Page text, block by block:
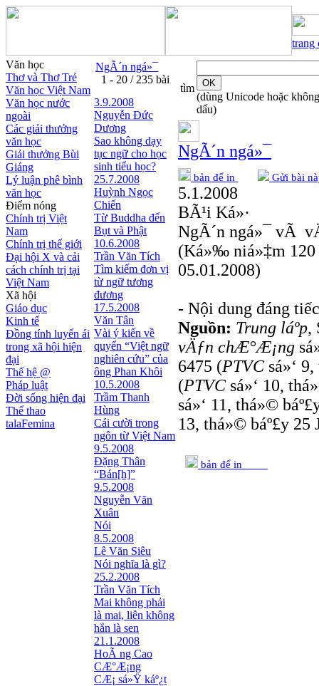
trang
Văn học
Thơ và Thơ Trẻ
Văn học Việt Nam
Văn học nước
ngoài
Các giải thưởng
văn học
Giải thưởng Bùi
Giáng
Lý luận phê bình
văn học
Điểm nóng
Chính trị Việt
Nam
Chính trị thế giới
Đại hội X và cải
cách chính trị tại
Việt Nam
Xã hội
Giáo dục
Kinh tế
Đồng tính luyến ái
trong xã hội hiện
đại
Thế hệ @
Pháp luật
Đời sống hiện đại
Thể thao
talaFemina
NgÃ´n ngá»¯
1 - 20 / 235 bài
3.9.2008
Nguyễn Ðức
Dương
Sao không dạy
tục ngữ cho học
sinh tiểu học?
25.7.2008
Huỳnh Ngọc
Chiến
Từ Buddha đến
Bụt và Phật
10.6.2008
Trần Văn Tích
Tìm kiếm đơn vị
từ ngữ tương
đương
17.5.2008
Văn Tân
Vài ý kiến về
quyển “Việt ngữ
nghiên cứu” của
ông Phan Khôi
10.5.2008
Trầm Thanh
Hùng
Cái cười trong
ngôn từ Việt Nam
9.5.2008
Đặng Thân
“Bán[h]”
9.5.2008
Nguyễn Văn
Xuân
Nói
8.5.2008
Lê Văn Siêu
Nói nghĩa là gì?
25.2.2008
Trần Văn Tích
Mai không phải
là mai, liên không
hẳn là sen
21.1.2008
HoÃ ng Cao
CÆ°Æ¡ng
CÆ¡ sá»Ÿ káº¿t
tìm
(dùng Unicode hoặc không
dấu)
NgÃ´n ngá»¯
bản để in Gửi bài
5.1.2008
BÃ¹i Ká»·
NgÃ´n ngá»¯ vÃ
(Ká»‰ niá»‡m 120
05.01.2008)
- Nội dung đáng
Nguồn: Trung láº­p,
vÄƒn chÆ°Æ¡ng
6475 (PTVC sá»‘
(PTVC sá»‘ 10,
sá»‘ 11, thá»©
13, thá»© báº£y 25
bản để in